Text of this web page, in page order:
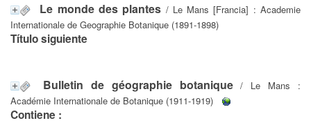
Le monde des plantes / Le Mans [Francia] : Academie
Internationale de Geographie Botanique (1891-1898)
Título siguiente
Bulletin de géographie botanique/ Le Mans :
Académie Internationale de Botanique (1911-1919)
Contiene :